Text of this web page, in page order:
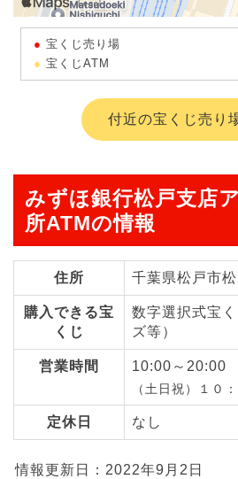
宝くじ売り場
宝くじATM
付近の宝くじ売り
みずほ銀行松戸支店
所ATMの情報
住所 千葉県松戸市松
購入できる宝
くじ
数字選択式宝
ズ等）
営業時間 10:00～20:00
（土日祝）１０
定休日 なし
情報更新日：2022年9月2日